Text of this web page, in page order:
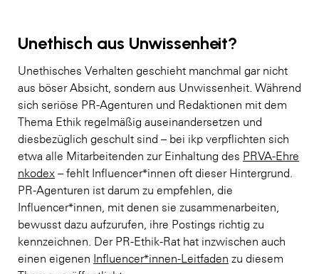
Unethisch aus Unwissenheit?
Unethisches Verhalten geschieht manchmal gar nicht
aus böser Absicht, sondern aus Unwissenheit. Während
sich seriöse PR-Agenturen und Redaktionen mit dem
Thema Ethik regelmäßig auseinandersetzen und
diesbezüglich geschult sind – bei ikp verpflichten sich
etwa alle Mitarbeitenden zur Einhaltung des PRVA-Ehre
nkodex – fehlt Influencer*innen oft dieser Hintergrund.
PR-Agenturen ist darum zu empfehlen, die
Influencer*innen, mit denen sie zusammenarbeiten,
bewusst dazu aufzurufen, ihre Postings richtig zu
kennzeichnen. Der PR-Ethik-Rat hat inzwischen auch
einen eigenen Influencer*innen-Leitfaden zu diesem